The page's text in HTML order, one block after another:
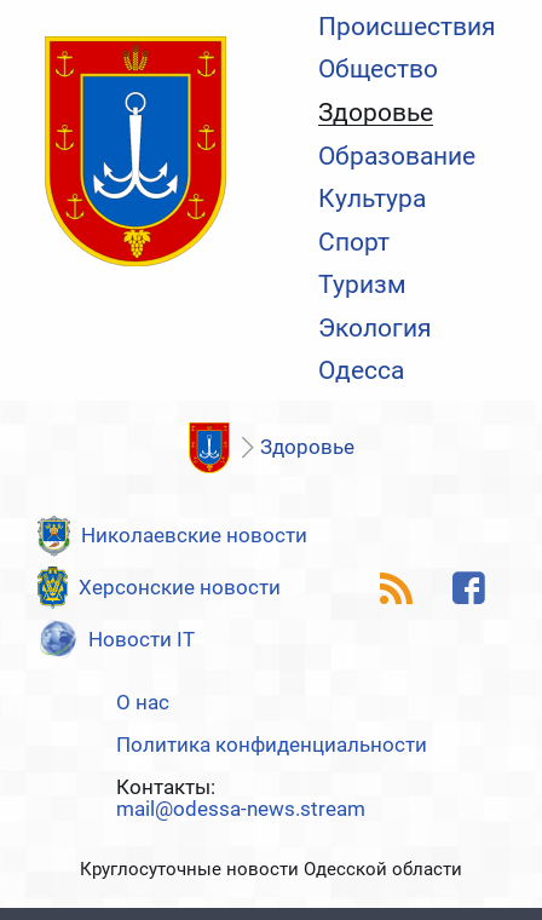
Происшествия
Общество
Здоровье
Образование
Культура
Спорт
Туризм
Экология
Одесса
Здоровье
Николаевские новости
Херсонские новости
Новости IT
О нас
Политика конфиденциальности
Контакты:
mail@odessa-news.stream
Круглосуточные новости Одесской области